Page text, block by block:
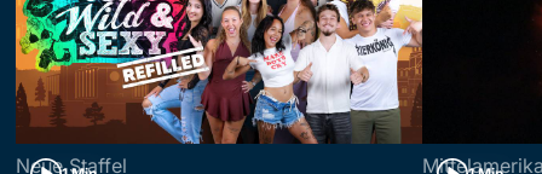
Neue Staffel